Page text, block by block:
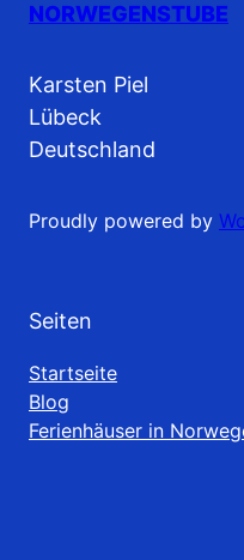
NORWEGENSTUBE
Karsten Piel
Lübeck
Deutschland
Proudly powered by
Seiten
Startseite
Blog
Ferienhäuser in